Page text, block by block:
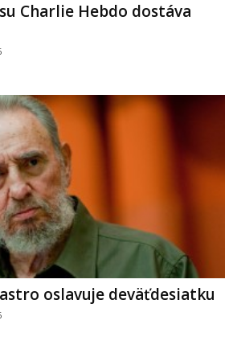
Charlie Hebdo dostáva
oslavuje deväťdesiatku